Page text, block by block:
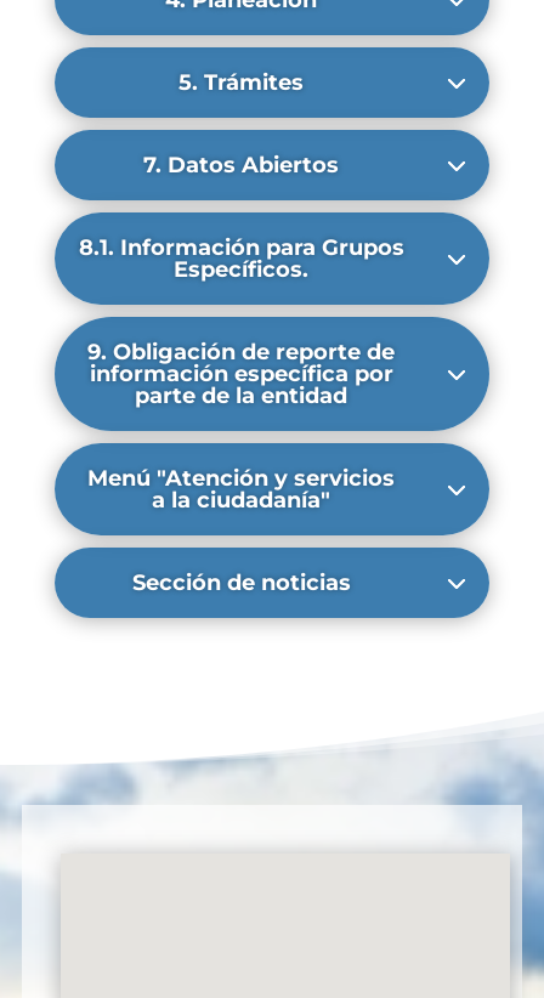
5. Trámites
7. Datos Abiertos
8.1. Información para Grupos
Específicos.
9. Obligación de reporte de
información específica por
parte de la entidad
Menú "Atención y servicios
a la ciudadanía"
Sección de noticias